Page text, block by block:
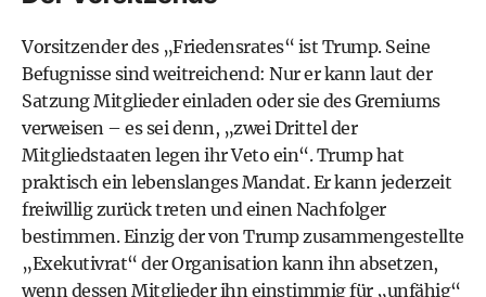
Vorsitzender des „Friedensrates“ ist Trump. Seine
Befugnisse sind weitreichend: Nur er kann laut der
Satzung Mitglieder einladen oder sie des Gremiums
verweisen – es sei denn, „zwei Drittel der
Mitgliedstaaten legen ihr Veto ein“. Trump hat
praktisch ein lebenslanges Mandat. Er kann jederzeit
freiwillig zurück treten und einen Nachfolger
bestimmen. Einzig der von Trump zusammengestellte
„Exekutivrat“ der Organisation kann ihn absetzen,
wenn dessen Mitglieder ihn einstimmig für „unfähig“